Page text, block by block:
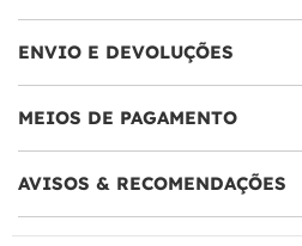
ENVIO E DEVOLUÇÕES
MEIOS DE PAGAMENTO
AVISOS & RECOMENDAÇÕES